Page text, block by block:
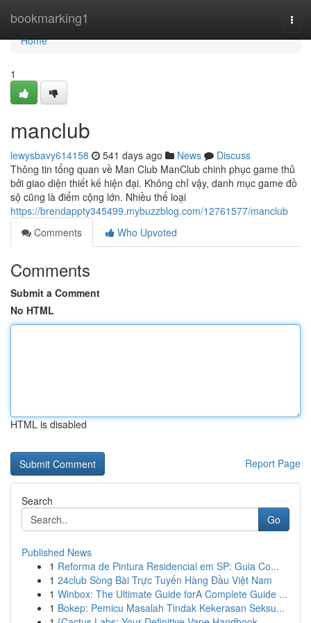
bookmarking1
Home
Home
1
manclub
lewysbavy614158 541 days ago News
Discuss
Thông tin tổng quan về Man Club ManClub chinh phục game thủ
bởi giao diện thiết kế hiện đại. Không chỉ vậy, danh mục game đồ
sộ cũng là điểm cộng lớn. Nhiều thể loại
https://brendappty345499.mybuzzblog.com/12761577/manclub
Comments
Who Upvoted
Comments
Submit a Comment
No HTML
HTML is disabled
Report Page
Search
Go
Published News
1 Reforma de Pintura Residencial em SP: Guia Co...
1 24club Sòng Bài Trực Tuyến Hàng Đầu Việt Nam
1 Winbox: The Ultimate Guide forA Complete Guide ...
1 Bokep: Pemicu Masalah Tindak Kekerasan Seksu...